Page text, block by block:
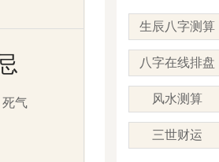
死气
生辰八字测算
八字在线排盘
风水测算
三世财运